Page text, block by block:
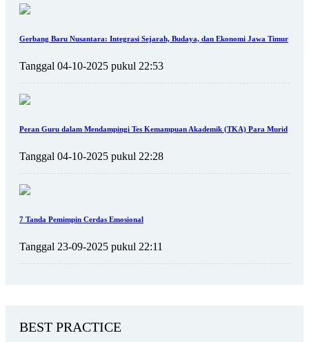
Gerbang Baru Nusantara: Integrasi Sejarah, Budaya, dan Ekonomi Jawa Timur
Tanggal 04-10-2025 pukul 22:53
Peran Guru dalam Mendampingi Tes Kemampuan Akademik (TKA) Para Murid
Tanggal 04-10-2025 pukul 22:28
7 Tanda Pemimpin Cerdas Emosional
Tanggal 23-09-2025 pukul 22:11
BEST PRACTICE